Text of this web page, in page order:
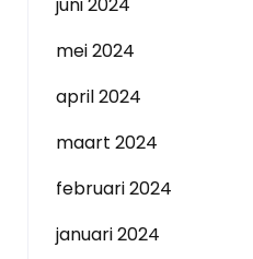
mei 2024
april 2024
maart 2024
februari 2024
januari 2024